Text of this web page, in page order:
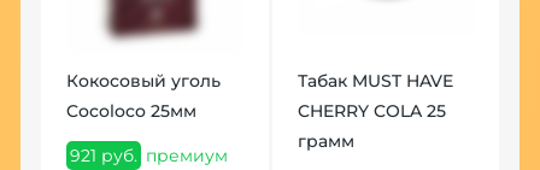
Кокосовый уголь
Cocoloco 25мм
921 руб. премиум
Табак MUST HAVE
CHERRY COLA 25
грамм